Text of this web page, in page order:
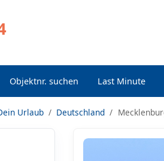
Objektnr. suchen Last Minute
Urlaub Deutschland